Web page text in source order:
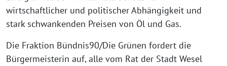
wirtschaftlicher und politischer Abhängigkeit und
stark schwankenden Preisen von Öl und Gas.
Die Fraktion Bündnis90/Die Grünen fordert die
Bürgermeisterin auf, alle vom Rat der Stadt Wesel